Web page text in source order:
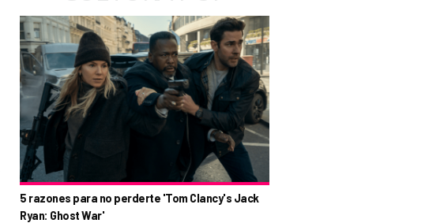
5 razones para no perderte 'Tom Clancy's Jack
Ryan: Ghost War'